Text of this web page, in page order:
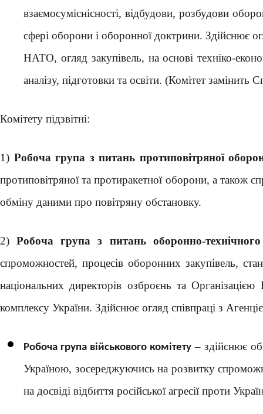
взаємосуміснісності, відбудови, розбудови
сфері оборони і оборонної доктрини. Здійснює
НАТО, огляд закупівель, на основі техніко-
аналізу, підготовки та освіти. (Комітет
Комітету підзвітні:
1) Робоча група з питань протиповітряної
протиповітряної та протиракетної оборони, а також
обміну даними про повітряну обстановку.
2)Робоча група з питань оборонно-технічного
спроможностей, процесів оборонних закупівель,
національних директорів озброєнь та
комплексу України. Здійснює огляд співпраці з
Робоча група військового комітету – здійснює
Україною, зосереджуючись на розвитку
на досвіді відбиття російської агресії проти